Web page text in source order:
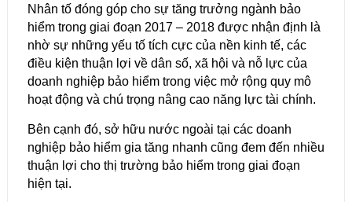
Nhân tố đóng góp cho sự tăng trưởng ngành bảo
hiểm trong giai đoạn 2017 – 2018 được nhận định là
nhờ sự những yếu tố tích cực của nền kinh tế, các
điều kiện thuận lợi về dân số, xã hội và nỗ lực của
doanh nghiệp bảo hiểm trong việc mở rộng quy mô
hoạt động và chú trọng nâng cao năng lực tài chính.
Bên cạnh đó, sở hữu nước ngoài tại các doanh
nghiệp bảo hiểm gia tăng nhanh cũng đem đến nhiều
thuận lợi cho thị trường bảo hiểm trong giai đoạn
hiện tại.